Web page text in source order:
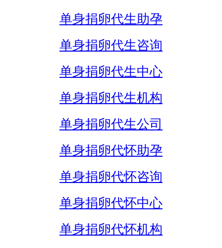
单身捐卵代生助孕
单身捐卵代生咨询
单身捐卵代生中心
单身捐卵代生机构
单身捐卵代生公司
单身捐卵代怀助孕
单身捐卵代怀咨询
单身捐卵代怀中心
单身捐卵代怀机构